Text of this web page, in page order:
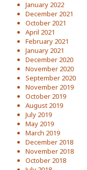
January 2022
December 2021
October 2021
April 2021
February 2021
January 2021
December 2020
November 2020
September 2020
November 2019
October 2019
August 2019
July 2019
May 2019
March 2019
December 2018
November 2018
October 2018